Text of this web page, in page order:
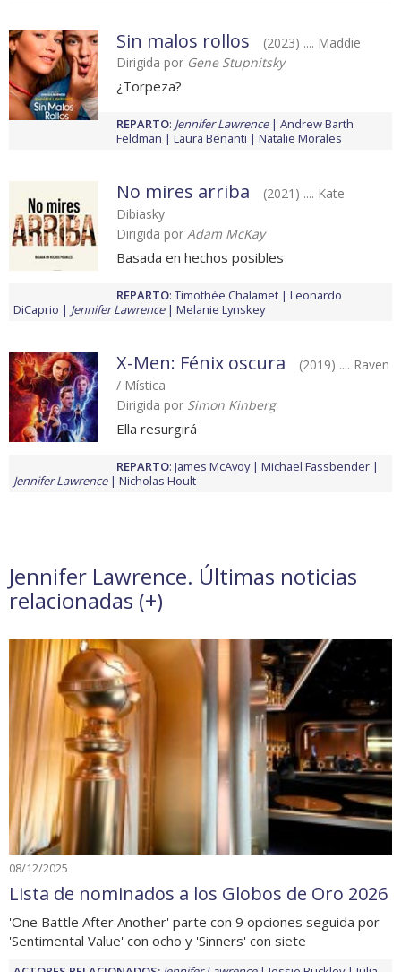
Sin malos rollos
(2023) .... Maddie
Dirigida por Gene Stupnitsky
¿Torpeza?
REPARTO: Jennifer Lawrence
Andrew Barth
Feldman
Laura Benanti Natalie Morales
No mires arriba
(2021) .... Kate
Dibiasky
Dirigida por Adam McKay
Basada en hechos posibles
REPARTO: Timothée Chalamet
Leonardo
DiCaprio
Jennifer Lawrence Melanie Lynskey
X-Men: Fénix oscura
(2019) .... Raven
/ Mística
Dirigida por Simon Kinberg
Ella resurgirá
REPARTO: James McAvoy
Michael Fassbender
Jennifer Lawrence
Nicholas Hoult
Jennifer Lawrence. Últimas noticias
relacionadas (+)
08/12/2025
Lista de nominados a los Globos de Oro 2026
'One Battle After Another' parte con 9 opciones seguida por
'Sentimental Value' con ocho y 'Sinners' con siete